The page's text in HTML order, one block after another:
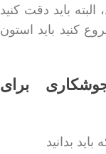
باید دقت کنید
کنید باید استون
برای